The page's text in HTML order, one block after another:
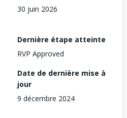
30 juin 2026
Dernière étape atteinte
RVP Approved
Date de dernière mise à
jour
9 décembre 2024